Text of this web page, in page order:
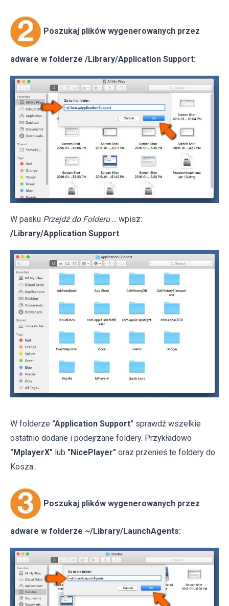
Poszukaj plików wygenerowanych przez
adware w folderze /Library/Application Support:
W pasku Przejdź do Folderu ... wpisz:
/Library/Application Support
W folderze "Application Support" sprawdź wszelkie
ostatnio dodane i podejrzane foldery. Przykładowo
"MplayerX" lub "NicePlayer" oraz przenieś te foldery do
Kosza..
Poszukaj plików wygenerowanych przez
adware w folderze ~/Library/LaunchAgents: